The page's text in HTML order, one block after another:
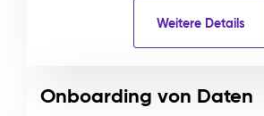
Weitere Details
Onboarding von Daten